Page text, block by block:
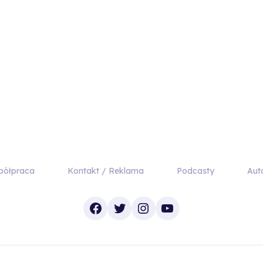
Kontakt / Reklama Podcasty
Facebook
TwitterInstagram
YouTube